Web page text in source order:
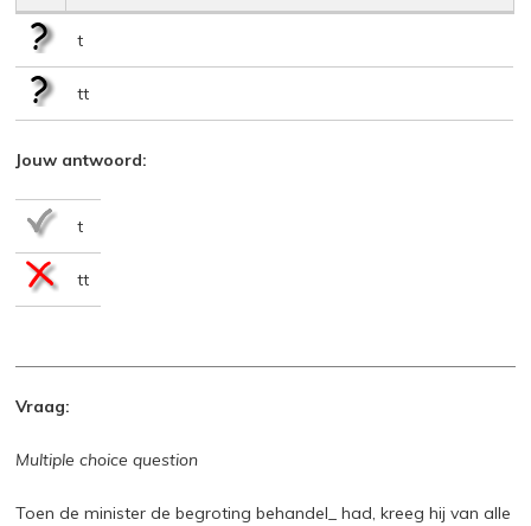
t
tt
Jouw antwoord:
t
tt
Vraag:
Multiple choice question
Toen de minister de begroting behandel_ had, kreeg hij van alle